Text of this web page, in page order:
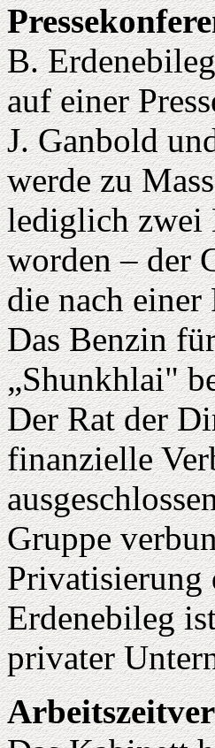
B.
auf einer
J. Ganbold
werde zu
lediglich zwei
worden – der
die nach
Das Benzin
„Shunkhlai"
Der Rat der
finanzielle
Gruppe
Privatisierung
Erdenebileg
privater